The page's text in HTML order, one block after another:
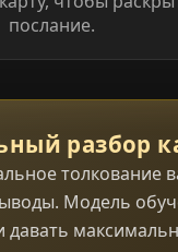
послание.
разбор
толкование
Модель
давать